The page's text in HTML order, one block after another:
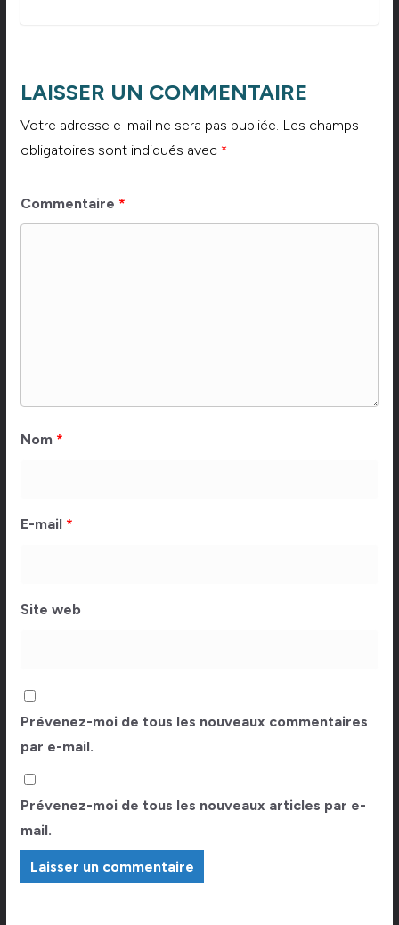
LAISSER UN COMMENTAIRE
Votre adresse e-mail ne sera pas publiée. Les champs
obligatoires sont indiqués avec *
Commentaire *
Nom *
E-mail *
Site web
Prévenez-moi de tous les nouveaux commentaires
par e-mail.
Prévenez-moi de tous les nouveaux articles par e-
mail.